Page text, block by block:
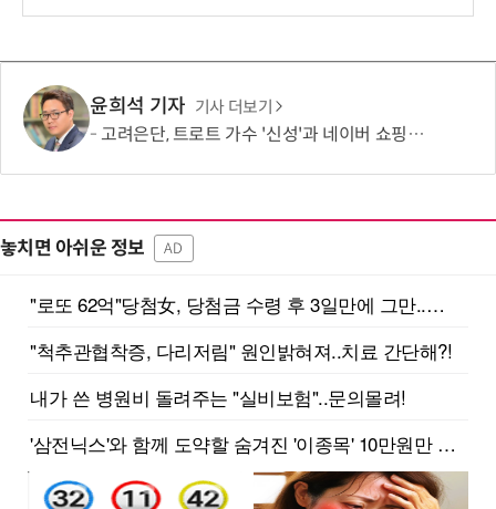
보
윤희석 기자 기사 더보기
고려은단, 트로트 가수 '신성'과 네이버 쇼핑라이브 켠다
놓치면 아쉬운 정보 AD